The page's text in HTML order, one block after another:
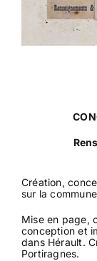
Création,
sur la
Mise en page,
conception et
dans Hérault.
Portiragnes.